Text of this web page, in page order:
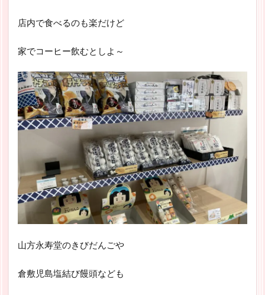
店内で食べるのも楽だけど
家でコーヒー飲むとしよ～
山方永寿堂のきびだんごや
倉敷児島塩結び饅頭なども